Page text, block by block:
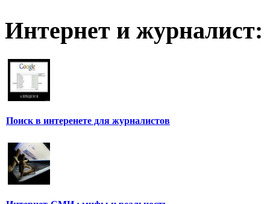
Интернет и журналист:
Поиск в интеренете для журналистов